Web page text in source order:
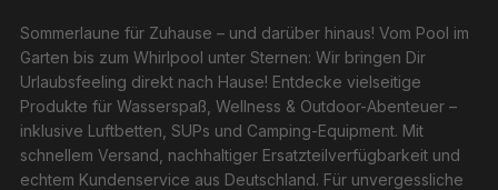
Sommerlaune für Zuhause – und darüber hinaus! Vom Pool im
Garten bis zum Whirlpool unter Sternen: Wir bringen Dir
Urlaubsfeeling direkt nach Hause! Entdecke vielseitige
Produkte für Wasserspaß, Wellness & Outdoor-Abenteuer –
inklusive Luftbetten, SUPs und Camping-Equipment. Mit
schnellem Versand, nachhaltiger Ersatzteilverfügbarkeit und
echtem Kundenservice aus Deutschland. Für unvergessliche